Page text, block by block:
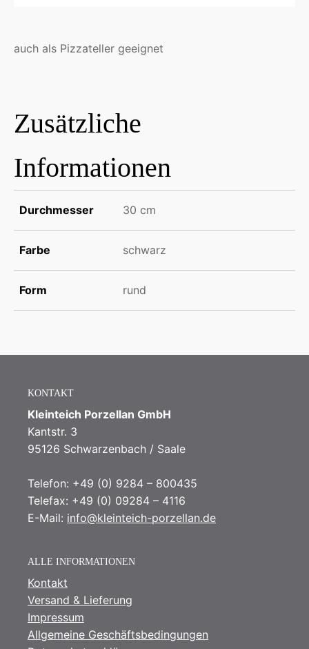
auch als Pizzateller geeignet
Zusätzliche
Informationen
Durchmesser 30 cm
Farbe schwarz
Form rund
KONTAKT
Kleinteich Porzellan GmbH
Kantstr. 3
95126 Schwarzenbach / Saale
Telefon: +49 (0) 9284 – 800435
Telefax: +49 (0) 09284 – 4116
E-Mail: info@kleinteich-porzellan.de
ALLE INFORMATIONEN
Kontakt
Versand & Lieferung
Impressum
Allgemeine Geschäftsbedingungen